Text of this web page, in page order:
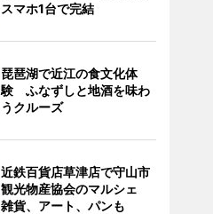
スマホ1台で完結
琵琶湖で近江の食文化体
験 ふなずしと地酒を味わ
うクルーズ
近鉄百貨店草津店で守山市
観光物産協会のマルシェ
雑貨、アート、パンも